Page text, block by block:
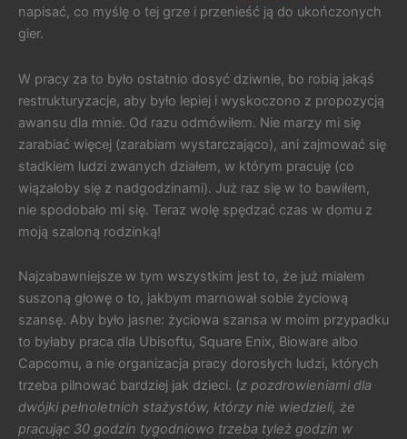
napisać, co myślę o tej grze i przenieść ją do ukończonych
gier.
W pracy za to było ostatnio dosyć dziwnie, bo robią jakąś
restrukturyzacje, aby było lepiej i wyskoczono z propozycją
awansu dla mnie. Od razu odmówiłem. Nie marzy mi się
zarabiać więcej (zarabiam wystarczająco), ani zajmować się
stadkiem ludzi zwanych działem, w którym pracuję (co
wiązałoby się z nadgodzinami). Już raz się w to bawiłem,
nie spodobało mi się. Teraz wolę spędzać czas w domu z
moją szaloną rodzinką!
Najzabawniejsze w tym wszystkim jest to, że już miałem
suszoną głowę o to, jakbym marnował sobie życiową
szansę. Aby było jasne: życiowa szansa w moim przypadku
to byłaby praca dla Ubisoftu, Square Enix, Bioware albo
Capcomu, a nie organizacja pracy dorosłych ludzi, których
trzeba pilnować bardziej jak dzieci. (z pozdrowieniami dla
dwójki pełnoletnich stażystów, którzy nie wiedzieli, że
pracując 30 godzin tygodniowo trzeba tyleż godzin w